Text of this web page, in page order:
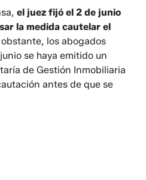
el juez fijó el 2 de junio
la medida cautelar el
obstante, los abogados
se haya emitido un
de Gestión Inmobiliaria
antes de que se